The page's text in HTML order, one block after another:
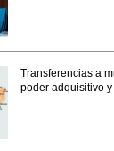
Transferencias a
poder adquisitivo